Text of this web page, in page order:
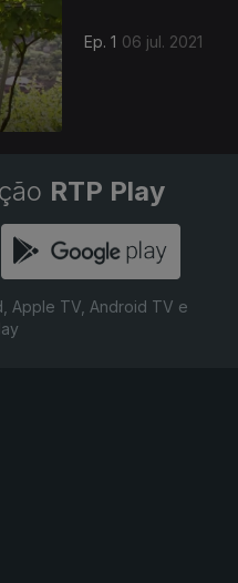
Ep. 1 06 jul. 2021
RTP Play
Apple TV, Android TV e